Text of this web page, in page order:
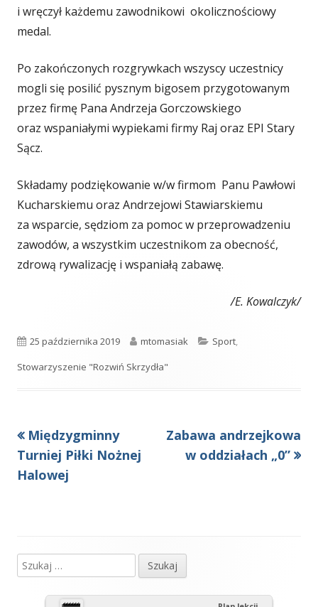
i wręczył każdemu zawodnikowi okolicznościowy
medal.
Po zakończonych rozgrywkach wszyscy uczestnicy
mogli się posilić pysznym bigosem przygotowanym
przez firmę Pana Andrzeja Gorczowskiego
oraz wspaniałymi wypiekami firmy Raj oraz EPI Stary
Sącz.
Składamy podziękowanie w/w firmom Panu Pawłowi
Kucharskiemu oraz Andrzejowi Stawiarskiemu
za wsparcie, sędziom za pomoc w przeprowadzeniu
zawodów, a wszystkim uczestnikom za obecność,
zdrową rywalizację i wspaniałą zabawę.
/E. Kowalczyk/
Opublikowano
25 października 2019 Autor
mtomasiak Kategorie
Sport,
Stowarzyszenie "Rozwiń Skrzydła"
Nawigacja
wpisu
Poprzedni
artykół
Międzygminny
Turniej Piłki Nożnej
Halowej
Następny
artykół:
Zabawa andrzejkowa
w oddziałach „0”
Główny
panel
Szukaj: